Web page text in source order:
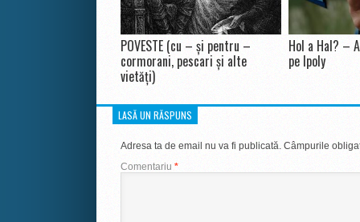
POVESTE (cu – și pentru –
cormorani, pescari și alte
vietăți)
Hol a Hal? –
pe Ipoly
LASĂ UN RĂSPUNS
Adresa ta de email nu va fi publicată. Câmpurile
Comentariu*